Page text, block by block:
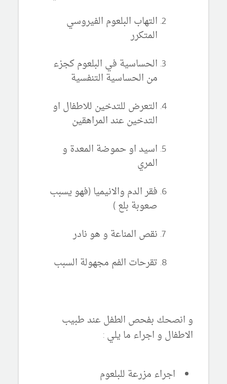
التهاب البلعوم الفيروسي
المتكرر
الحساسية في البلعوم كجزء
من الحساسية التنفسية
التعرض للتدخين للاطفال او
التدخين عند المراهقين
اسيد او حموضة المعدة و
المري
فقر الدم والانيميا (فهو يسبب
صعوبة بلع )
نقص المناعة و هو نادر
تقرحات الفم مجهولة السبب
و انصحك بفحص الطفل عند طبيب
الاطفال و اجراء ما يلي :
اجراء مزرعة للبلعوم